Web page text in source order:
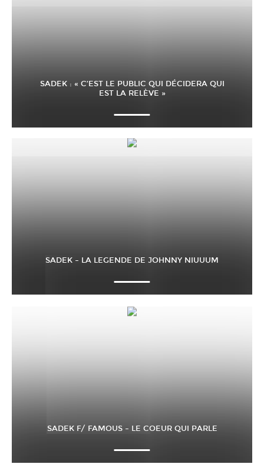
SADEK : « C’EST LE PUBLIC QUI DÉCIDERA QUI
EST LA RELÈVE »
SADEK – LA LEGENDE DE JOHNNY NIUUUM
SADEK F/ FAMOUS – LE COEUR QUI PARLE